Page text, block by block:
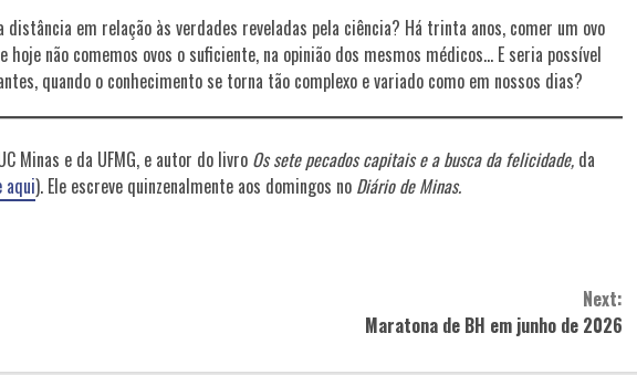
em relação às verdades reveladas pela ciência? Há trinta anos, comer um ovo
não comemos ovos o suficiente, na opinião dos mesmos médicos… E seria possível
quando o conhecimento se torna tão complexo e variado como em nossos dias?
Minas e da UFMG, e autor do livro Os sete pecados capitais e a busca da felicidade, da
aqui). Ele escreve quinzenalmente aos domingos no Diário de Minas.
Next:
Maratona de BH em junho de 2026